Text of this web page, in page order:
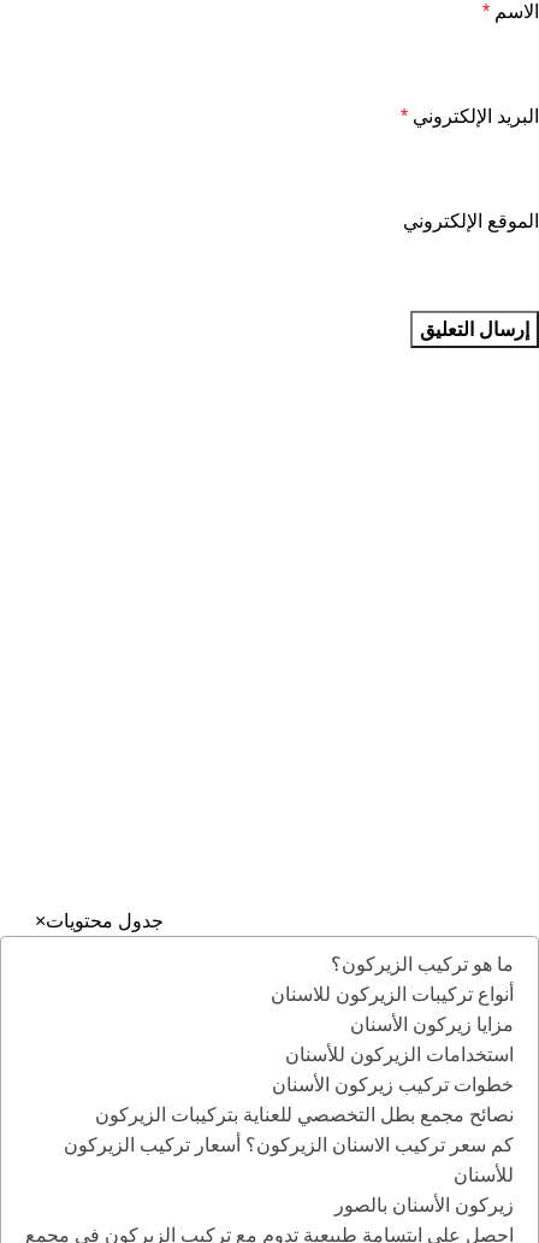
الاسم *
البريد الإلكتروني *
الموقع الإلكتروني
جدول محتويات×
ما هو تركيب الزيركون؟
أنواع تركيبات الزيركون للاسنان
مزايا زيركون الأسنان
استخدامات الزيركون للأسنان
خطوات تركيب زيركون الأسنان
نصائح مجمع بطل التخصصي للعناية بتركيبات الزيركون
كم سعر تركيب الاسنان الزيركون؟ أسعار تركيب الزيركون
للأسنان
زيركون الأسنان بالصور
احصل على ابتسامة طبيعية تدوم مع تركيب الزيركون في مجمع